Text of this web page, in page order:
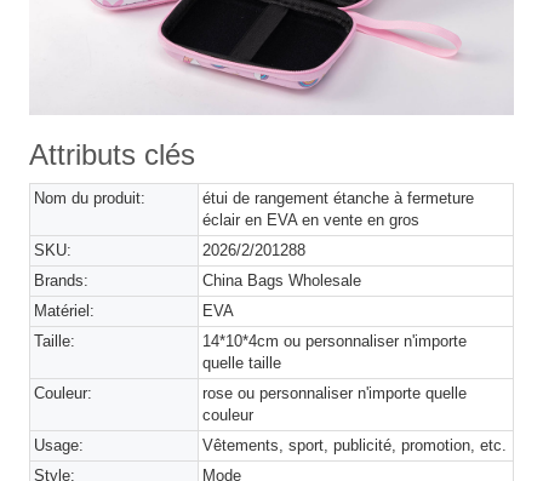
Attributs clés
Nom du produit:
étui de rangement étanche à fermeture
éclair en EVA en vente en gros
SKU:
2026/2/201288
Brands:
China Bags Wholesale
Matériel:
EVA
Taille:
14*10*4cm ou personnaliser n'importe
quelle taille
Couleur:
rose ou personnaliser n'importe quelle
couleur
Usage:
Vêtements, sport, publicité, promotion, etc.
Style:
Mode